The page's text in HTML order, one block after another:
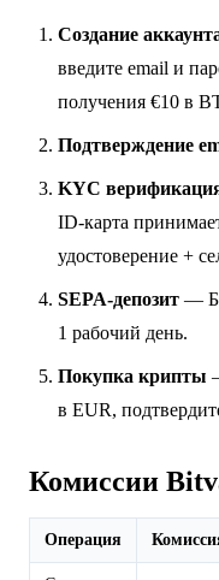
Создание
введите email и
получения €10 в
Подтверждение
KYC
ID-карта
удостоверение +
SEPA-депозит —
1 рабочий день.
Покупка крипты
в EUR,
Комиссии
Операция